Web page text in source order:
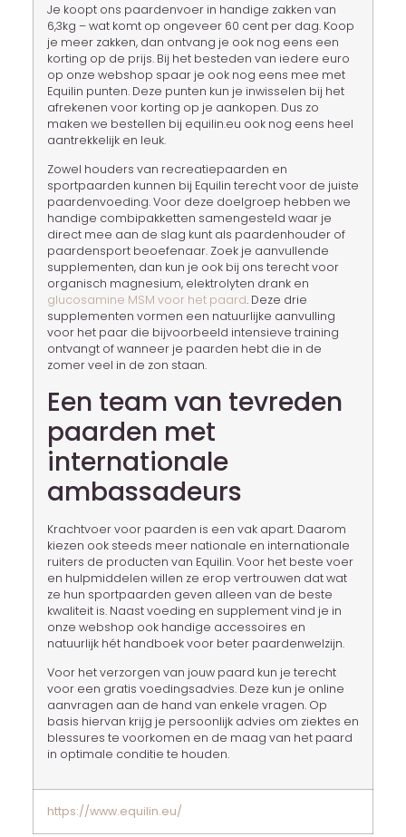
Je koopt ons paardenvoer in handige zakken van
6,3kg – wat komt op ongeveer 60 cent per dag. Koop
je meer zakken, dan ontvang je ook nog eens een
korting op de prijs. Bij het besteden van iedere euro
op onze webshop spaar je ook nog eens mee met
Equilin punten. Deze punten kun je inwisselen bij het
afrekenen voor korting op je aankopen. Dus zo
maken we bestellen bij equilin.eu ook nog eens heel
aantrekkelijk en leuk.
Zowel houders van recreatiepaarden en
sportpaarden kunnen bij Equilin terecht voor de juiste
paardenvoeding. Voor deze doelgroep hebben we
handige combipakketten samengesteld waar je
direct mee aan de slag kunt als paardenhouder of
paardensport beoefenaar. Zoek je aanvullende
supplementen, dan kun je ook bij ons terecht voor
organisch magnesium, elektrolyten drank en
glucosamine MSM voor het paard. Deze drie
supplementen vormen een natuurlijke aanvulling
voor het paar die bijvoorbeeld intensieve training
ontvangt of wanneer je paarden hebt die in de
zomer veel in de zon staan.
Een team van tevreden
paarden met
internationale
ambassadeurs
Krachtvoer voor paarden is een vak apart. Daarom
kiezen ook steeds meer nationale en internationale
ruiters de producten van Equilin. Voor het beste voer
en hulpmiddelen willen ze erop vertrouwen dat wat
ze hun sportpaarden geven alleen van de beste
kwaliteit is. Naast voeding en supplement vind je in
onze webshop ook handige accessoires en
natuurlijk hét handboek voor beter paardenwelzijn.
Voor het verzorgen van jouw paard kun je terecht
voor een gratis voedingsadvies. Deze kun je online
aanvragen aan de hand van enkele vragen. Op
basis hiervan krijg je persoonlijk advies om ziektes en
blessures te voorkomen en de maag van het paard
in optimale conditie te houden.
https://www.equilin.eu/